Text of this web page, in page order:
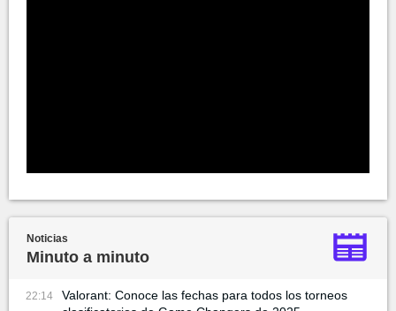
Noticias
Minuto a minuto
22:14
Valorant: Conoce las fechas para todos los torneos